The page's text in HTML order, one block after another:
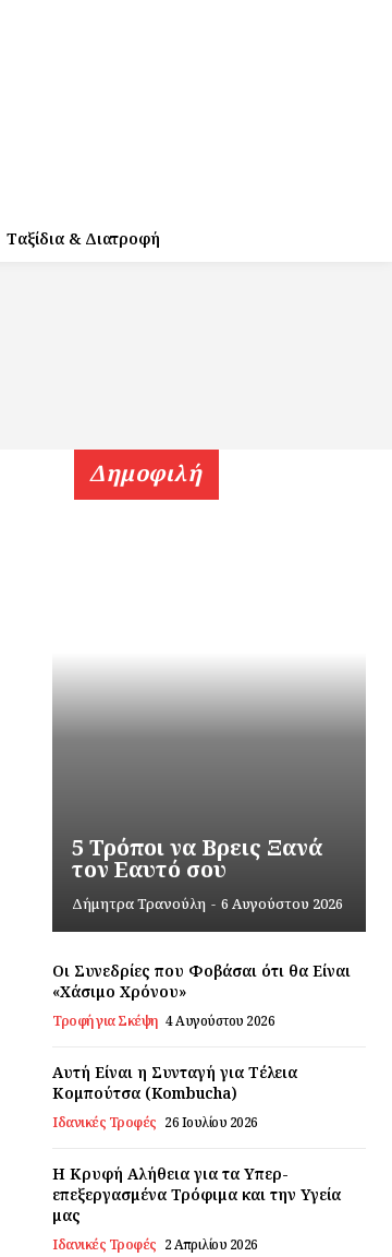
Ταξίδια & Διατροφή
Δημοφιλή
5 Τρόποι να Βρεις Ξανά
τον Εαυτό σου
Δήμητρα Τρανούλη - 6 Αυγούστου 2026
Οι Συνεδρίες που Φοβάσαι ότι θα Είναι
«Χάσιμο Χρόνου»
Τροφή για Σκέψη 4 Αυγούστου 2026
Αυτή Είναι η Συνταγή για Τέλεια
Κομπούτσα (Kombucha)
Ιδανικές Τροφές 26 Ιουλίου 2026
Η Κρυφή Αλήθεια για τα Υπερ-
επεξεργασμένα Τρόφιμα και την Υγεία
μας
Ιδανικές Τροφές 2 Απριλίου 2026